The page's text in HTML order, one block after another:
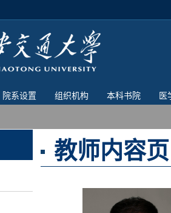
院系设置 组织机构 本科书院 医
教师内容页